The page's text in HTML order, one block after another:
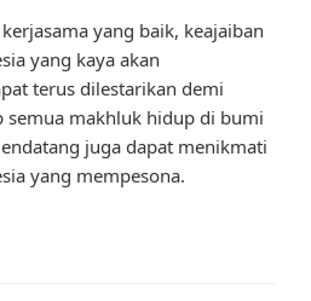
yang baik, keajaiban
yang kaya akan
terus dilestarikan demi
semua makhluk hidup di bumi
juga dapat menikmati
yang mempesona.